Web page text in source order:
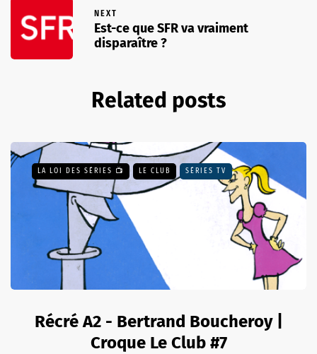
NEXT
Est-ce que SFR va vraiment
disparaître ?
Related posts
LA LOI DES SÉRIES 📺 LE CLUB SÉRIES TV
Récré A2 - Bertrand Boucheroy |
Croque Le Club #7